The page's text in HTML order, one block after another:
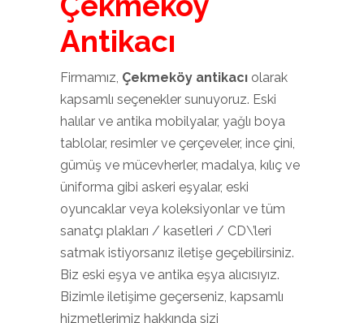
Antikacı
Firmamız, Çekmeköy antikacı olarak
kapsamlı seçenekler sunuyoruz. Eski
halılar ve antika mobilyalar, yağlı boya
tablolar, resimler ve çerçeveler, ince çini,
gümüş ve mücevherler, madalya, kılıç ve
üniforma gibi askeri eşyalar, eski
oyuncaklar veya koleksiyonlar ve tüm
sanatçı plakları / kasetleri / CD\’leri
satmak istiyorsanız iletişe geçebilirsiniz.
Biz eski eşya ve antika eşya alıcısıyız.
Bizimle iletişime geçerseniz, kapsamlı
hizmetlerimiz hakkında sizi